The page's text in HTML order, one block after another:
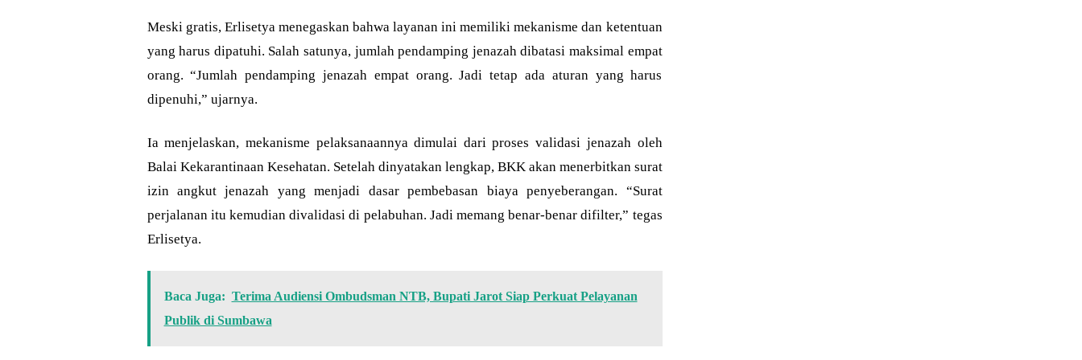
Meski gratis, Erlisetya menegaskan bahwa layanan ini memiliki mekanisme dan ketentuan
yang harus dipatuhi. Salah satunya, jumlah pendamping jenazah dibatasi maksimal empat
orang. “Jumlah pendamping jenazah empat orang. Jadi tetap ada aturan yang harus
dipenuhi,” ujarnya.
Ia menjelaskan, mekanisme pelaksanaannya dimulai dari proses validasi jenazah oleh
Balai Kekarantinaan Kesehatan. Setelah dinyatakan lengkap, BKK akan menerbitkan surat
izin angkut jenazah yang menjadi dasar pembebasan biaya penyeberangan. “Surat
perjalanan itu kemudian divalidasi di pelabuhan. Jadi memang benar-benar difilter,” tegas
Erlisetya.
Baca Juga: Terima Audiensi Ombudsman NTB, Bupati Jarot Siap Perkuat Pelayanan
Publik di Sumbawa